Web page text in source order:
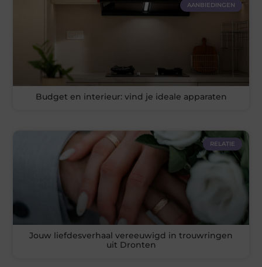
AANBIEDINGEN
Budget en interieur: vind je ideale apparaten
RELATIE
Jouw liefdesverhaal vereeuwigd in trouwringen
uit Dronten